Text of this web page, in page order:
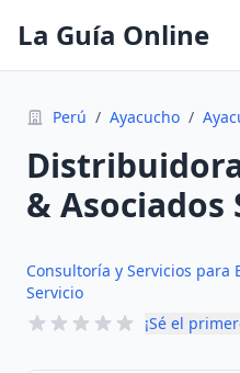
La Guía Online
Perú / Ayacucho /
& Asociados
Consultoría y Servicios para
Servicio
¡Sé el